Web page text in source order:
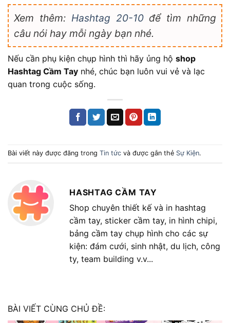
Xem thêm: Hashtag 20-10để tìm những
câu nói hay mỗi ngày bạn nhé.
Nếu cần phụ kiện chụp hình thì hãy ủng hộ shop
Hashtag Cầm Tay nhé, chúc bạn luôn vui vẻ và lạc
quan trong cuộc sống.
Bài viết này được đăng trong Tin tức và được gắn thẻ Sự Kiện.
HASHTAG CẦM TAY
Shop chuyên thiết kế và in hashtag
cầm tay, sticker cầm tay, in hình chipi,
bảng cầm tay chụp hình cho các sự
kiện: đám cưới, sinh nhật, du lịch, công
ty, team building v.v...
BÀI VIẾT CÙNG CHỦ ĐỀ: